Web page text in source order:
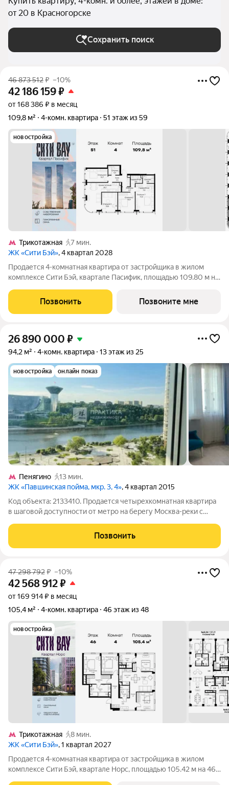
от 20 в Красногорске
Сохранить поиск
46 873 512₽ –10%
42 186 159₽
от 168 386 ₽ в месяц
109,8 м²
4-комн. квартира 51 этаж из 59
новостройка
Трикотажная
7 мин.
ЖК «Сити Бэй», 4 квартал 2028
Продается 4-комнатная квартира от застройщика в жилом
комплексе Сити Бэй, квартале Пасифик, площадью 109.80 м на
комплекса Сити Бэй - настоящий город в городе с отлично
развитой
Позвонить Позвоните мне
26 890 000 ₽
94,2 м² 4-комн. квартира 13 этаж из 25
новостройка онлайн показ
Пенягино
13 мин.
ЖК «Павшинская пойма, мкр. 3, 4», 4 квартал 2015
Код объекта: 2133410. Продается четырехкомнатная квартира
в шаговой доступности от метро на берегу Москва-реки с
дизайнерский ремонт с продуманной узаконенной
планировкой: большая кухня-гостиная,
Позвонить
47 298 792₽ –10%
42 568 912₽
от 169 914 ₽ в месяц
105,4 м²
4-комн. квартира 46 этаж из 48
новостройка
Трикотажная
8 мин.
ЖК «Сити Бэй», 1 квартал 2027
Продается 4-комнатная квартира от застройщика в жилом
комплексе Сити Бэй, квартале Норс, площадью 105.42 м на 46